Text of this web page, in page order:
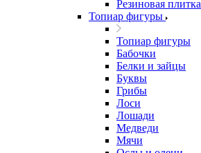
Резиновая плитка
Топиар фигуры
Топиар фигуры
Бабочки
Белки и зайцы
Буквы
Грибы
Лоси
Лошади
Медведи
Мячи